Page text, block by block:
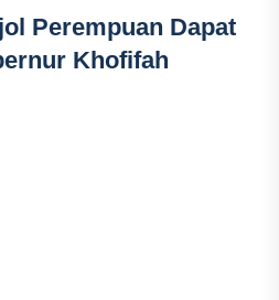
Perempuan Dapat
Khofifah